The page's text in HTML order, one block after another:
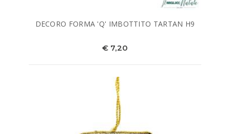
DECORO FORMA 'Q' IMBOTTITO TARTAN H9
€ 7,20